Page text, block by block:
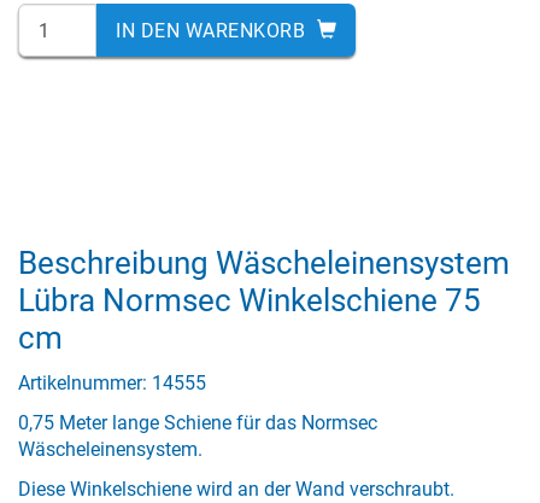
IN DEN WARENKORB
Beschreibung Wäscheleinensystem
Lübra Normsec Winkelschiene 75
cm
Artikelnummer: 14555
0,75 Meter lange Schiene für das Normsec
Wäscheleinensystem.
Diese Winkelschiene wird an der Wand verschraubt.